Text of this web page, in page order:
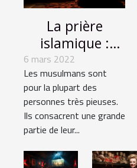
La prière
islamique :
importance et
déroulement
6 mars 2022
Les musulmans sont
pour la plupart des
personnes très pieuses.
Ils consacrent une grande
partie de leur...